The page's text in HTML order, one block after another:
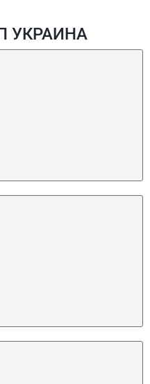
УКРАИНА